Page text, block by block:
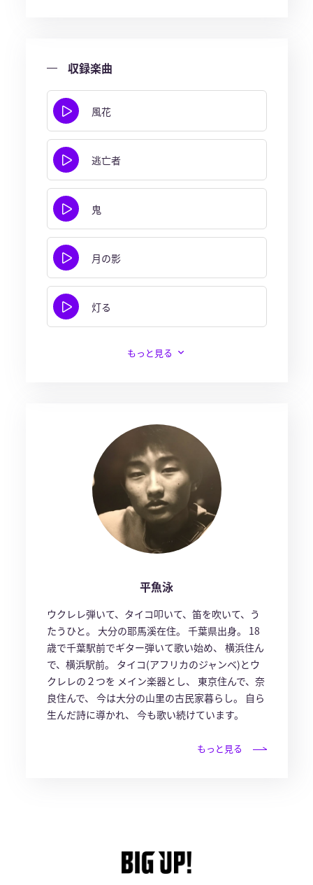
収録楽曲
風花
逃亡者
鬼
月の影
灯る
もっと見る
平魚泳
ウクレレ弾いて、タイコ叩いて、笛を吹いて、う
たうひと。 大分の耶馬溪在住。 千葉県出身。 18
歳で千葉駅前でギター弾いて歌い始め、 横浜住ん
で、横浜駅前。 タイコ(アフリカのジャンベ)とウ
クレレの２つを メイン楽器とし、 東京住んで、奈
良住んで、 今は大分の山里の古民家暮らし。 自ら
生んだ詩に導かれ、 今も歌い続けています。
もっと見る